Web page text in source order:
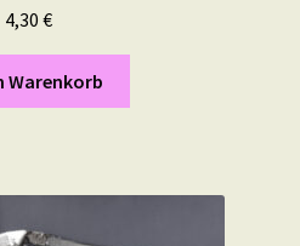
4,30 €
Warenkorb